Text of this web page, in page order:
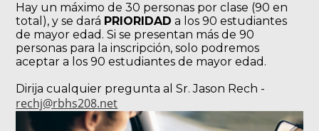
Hay un máximo de 30 personas por clase (90 en
total), y se dará PRIORIDAD a los 90 estudiantes
de mayor edad. Si se presentan más de 90
personas para la inscripción, solo podremos
aceptar a los 90 estudiantes de mayor edad.
Dirija cualquier pregunta al Sr. Jason Rech -
rechj@rbhs208.net